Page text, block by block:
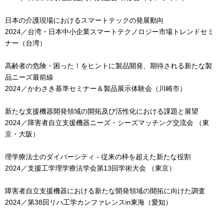
日本の介護現場におけるスマートテックの発展動向
2024／台湾・日本中小企業スマートテクノロジー市場トレンドセミ
ナー（台湾）
高齢者の危険・困った！をヒントに製品開発、期待される新たな製
品ニーズ最前線
2024／かわさき基準セミナー＆製品展示体験会（川崎市）
新たな支援機器開発領域の開拓及び活性化における課題と展望
2024／障害者自立支援機器ニーズ・シーズマッチング交流会 （東
京・大阪）
理学療法士のダイバーシティ - 従来の枠を超えた新たな役割
2024／支援工学理学療法学会第13回学術大会 （東京）
障害者自立支援機器における新たな開発領域の開拓に向けた調査
2024／第38回リハ工学カンファレンスin東海（愛知）